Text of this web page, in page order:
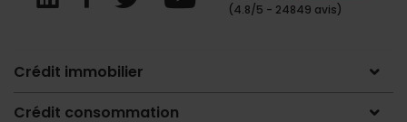
(4.8/5 - 24849 avis)
Crédit immobilier
Crédit consommation